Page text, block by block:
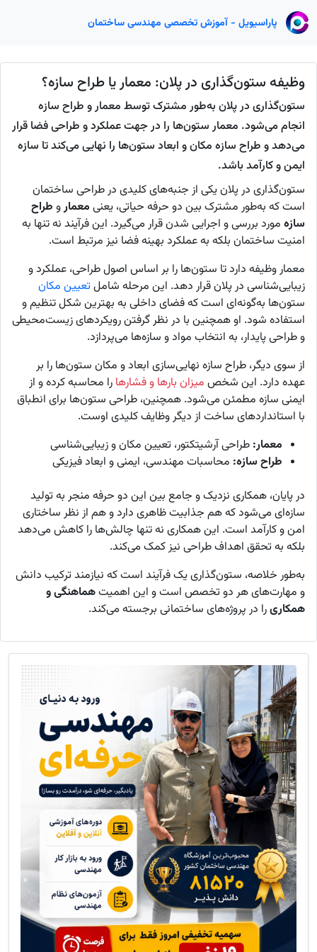
پاراسیویل - آموزش تخصصی مهندسی ساختمان
وظیفه ستون‌گذاری در پلان: معمار یا طراح سازه؟
ستون‌گذاری در پلان به‌طور مشترک توسط معمار و طراح سازه
انجام می‌شود. معمار ستون‌ها را در جهت عملکرد و طراحی فضا قرار
می‌دهد و طراح سازه مکان و ابعاد ستون‌ها را نهایی می‌کند تا سازه
ایمن و کارآمد باشد.
ستون‌گذاری در پلان یکی از جنبه‌های کلیدی در طراحی ساختمان
است که به‌طور مشترک بین دو حرفه حیاتی، یعنی معمارو طراح
سازه مورد بررسی و اجرایی شدن قرار می‌گیرد. این فرآیند نه تنها به
امنیت ساختمان بلکه به عملکرد بهینه فضا نیز مرتبط است.
معمار وظیفه دارد تا ستون‌ها را بر اساس اصول طراحی، عملکرد و
زیبایی‌شناسی در پلان قرار دهد. این مرحله شاملتعیین مکان
ستون‌ها به‌گونه‌ای است که فضای داخلی به بهترین شکل تنظیم و
استفاده شود. او همچنین با در نظر گرفتن رویکردهای زیست‌محیطی
و طراحی پایدار، به انتخاب مواد و سازه‌ها می‌پردازد.
از سوی دیگر، طراح سازه نهایی‌سازی ابعاد و مکان ستون‌ها را بر
عهده دارد. این شخص میزان بارها و فشارها را محاسبه کرده و از
ایمنی سازه مطمئن می‌شود. همچنین، طراحی ستون‌ها برای انطباق
با استانداردهای ساخت از دیگر وظایف کلیدی اوست.
معمار: طراحی آرشیتکتور، تعیین مکان و زیبایی‌شناسی
طراح سازه: محاسبات مهندسی، ایمنی و ابعاد فیزیکی
در پایان، همکاری نزدیک و جامع بین این دو حرفه منجر به تولید
سازه‌ای می‌شود که هم جذابیت ظاهری دارد و هم از نظر ساختاری
امن و کارآمد است. این همکاری نه تنها چالش‌ها را کاهش می‌دهد
بلکه به تحقق اهداف طراحی نیز کمک می‌کند.
به‌طور خلاصه، ستون‌گذاری یک فرآیند است که نیازمند ترکیب دانش
و مهارت‌های هر دو تخصص است و این اهمیتهماهنگی و
همکاریرا در پروژه‌های ساختمانی برجسته می‌کند.